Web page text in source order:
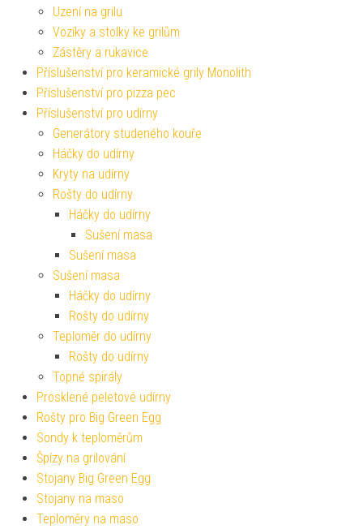
Uzení na grilu
Vozíky a stolky ke grilům
Zástěry a rukavice
Příslušenství pro keramické grily Monolith
Příslušenství pro pizza pec
Příslušenství pro udírny
Generátory studeného kouře
Háčky do udírny
Kryty na udírny
Rošty do udírny
Háčky do udírny
Sušení masa
Sušení masa
Sušení masa
Háčky do udírny
Rošty do udírny
Teploměr do udírny
Rošty do udírny
Topné spirály
Prosklené peletové udírny
Rošty pro Big Green Egg
Sondy k teploměrům
Špízy na grilování
Stojany Big Green Egg
Stojany na maso
Teploměry na maso